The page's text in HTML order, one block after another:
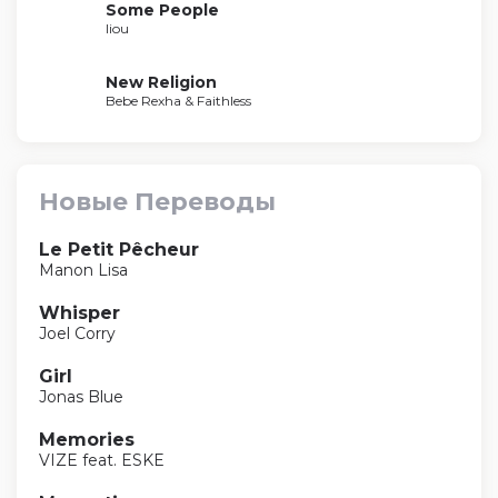
Some People
liou
New Religion
Bebe Rexha & Faithless
Новые Переводы
Le Petit Pêcheur
Manon Lisa
Whisper
Joel Corry
Girl
Jonas Blue
Memories
VIZE feat. ESKE